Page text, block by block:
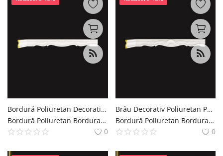
Bordură Poliuretan Decorativă cu Relief Clasic 3x12 cm
Bordură Poliuretan Bordura Brau Decoratiuni Casa polure
0
Brâu Decorativ Poliuretan P2001B cu Relief Clasic 12 cm
Bordură Poliuretan Bordura Brau Decoratiuni Casa polure
0